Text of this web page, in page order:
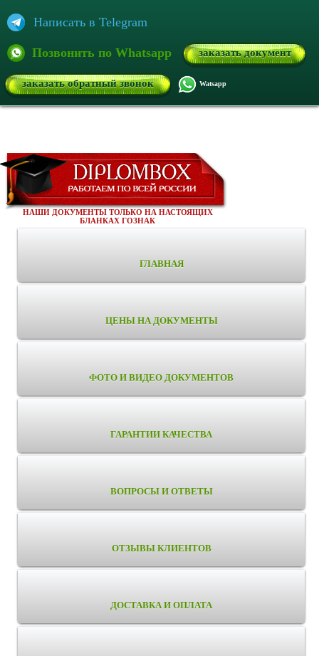
Написать в Telegram
Позвонить по Whatsapp заказать документ
заказать обратный звонок Watsapp
НАШИ ДОКУМЕНТЫ ТОЛЬКО НА НАСТОЯЩИХ
БЛАНКАХ ГОЗНАК
ГЛАВНАЯ
ЦЕНЫ НА ДОКУМЕНТЫ
ФОТО И ВИДЕО ДОКУМЕНТОВ
ГАРАНТИИ КАЧЕСТВА
ВОПРОСЫ И ОТВЕТЫ
ОТЗЫВЫ КЛИЕНТОВ
ДОСТАВКА И ОПЛАТА